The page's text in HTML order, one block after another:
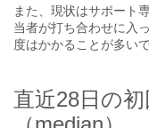
また、現状はサポート
当者が打ち合わせに入
度はかかることが多いで
直近28日の